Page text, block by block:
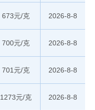
673元/克 2026-8-8
700元/克 2026-8-8
701元/克 2026-8-8
1273元/克 2026-8-8